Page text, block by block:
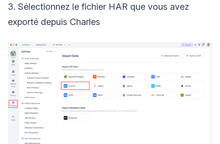
3. Sélectionnez le fichier HAR que vous avez
exporté depuis Charles